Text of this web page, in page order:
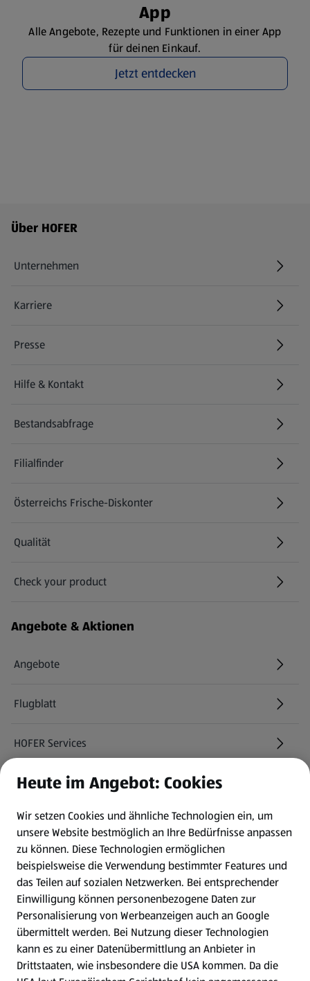
App
Alle Angebote, Rezepte und Funktionen in einer App
für deinen Einkauf.
Jetzt entdecken
Fußzeilenmenü - weitere Links
Über HOFER
Unternehmen
Karriere
(öffnet in einem neuen Tab)
Presse
Hilfe & Kontakt
(öffnet in einem neuen Tab)
Bestandsabfrage
(öffnet in einem neuen Tab)
Filialfinder
Österreichs Frische-Diskonter
Qualität
Check your product
(öffnet in einem neuen Tab)
Angebote & Aktionen
Angebote
Flugblatt
HOFER Services
Newsletter
WhatsApp
Gewinnspiele
Mein HOFER. Meine Einkäufe.
Meine Meinung. Mein HOFER.
Heute im Angebot: Cookies
Wir setzen Cookies und ähnliche Technologien ein, um
unsere Website bestmöglich an Ihre Bedürfnisse anpassen
zu können. Diese Technologien ermöglichen
beispielsweise die Verwendung bestimmter Features und
das Teilen auf sozialen Netzwerken. Bei entsprechender
Einwilligung können personenbezogene Daten zur
Personalisierung von Werbeanzeigen auch an Google
übermittelt werden. Bei Nutzung dieser Technologien
kann es zu einer Datenübermittlung an Anbieter in
Drittstaaten, wie insbesondere die USA kommen. Da die